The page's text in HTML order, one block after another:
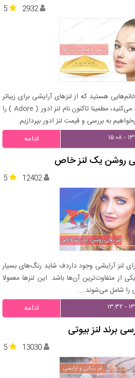
5 2932
هستید که از لنزهای آرایشی برای زیباتر
شدن چشم‌های خود استفاده می‌کنید، مطمینا تاکنون نام لنز ادور ( Adore ) را
به بررسی و قیمت لنز ادور بپردازیم.
ادامه
روشن یک لنز خاص
5 12402
لنز آرایشی وجود داردف شاید رنگ‌های بسیار
از متفاوت‌ترین آن‌ها باشد. این لنزها معمولا
را شامل می‌شوند....
ادامه
برند لنز بیوتی
5 13030